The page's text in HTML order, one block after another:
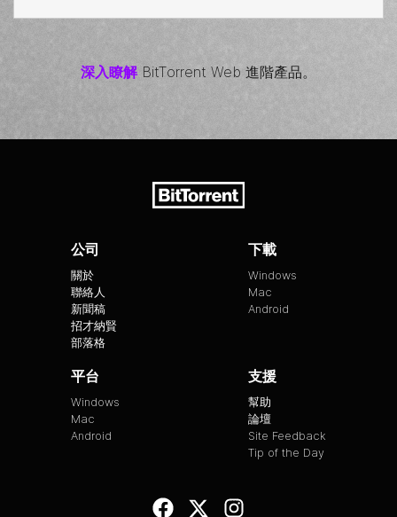
深入瞭解 BitTorrent Web 進階產品。
公司
關於
聯絡人
新聞稿
招才納賢
部落格
下載
Windows
Mac
Android
平台
Windows
Mac
Android
支援
幫助
論壇
Site Feedback
Tip of the Day